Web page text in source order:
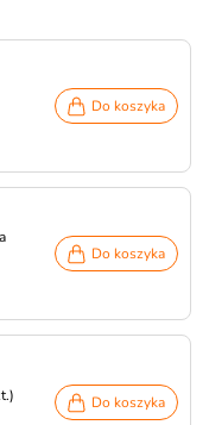
Do koszyka
Do koszyka
Do koszyka